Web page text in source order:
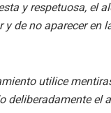
y respetuosa, el
de no aparecer en
utilice
deliberadamente el